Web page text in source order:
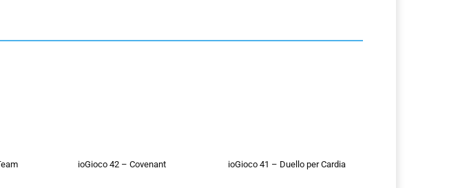
ioGioco 42 – Covenant ioGioco 41 – Duello per Cardia